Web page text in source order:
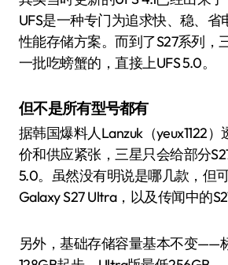
UFS是一种专门为追求快、稳、
性能存储方案。而到了S27系列，
一批吃螃蟹的，直接上UFS 5.0。
但不是所有型号都有
据韩国爆料人Lanzuk（yeux1122
价和供应紧张，三星只会给部分
5.0。虽然没有明说是哪几款，但
Galaxy S27 Ultra，以及传闻中的
另外，基础存储容量基本不变——